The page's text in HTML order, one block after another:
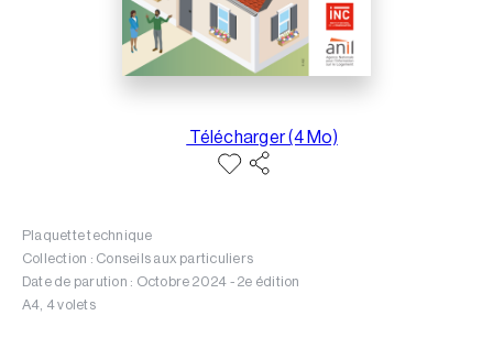
Télécharger (4 Mo)
Plaquette technique
Collection : Conseils aux particuliers
Date de parution : Octobre 2024 - 2e édition
A4, 4 volets